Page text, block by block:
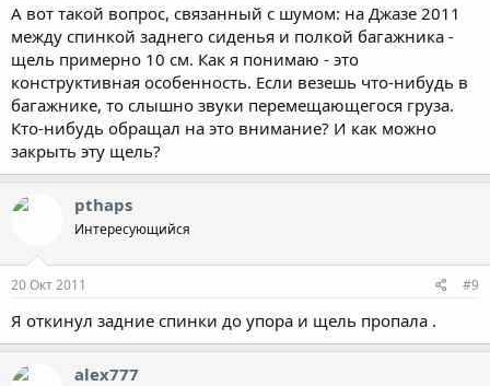
А вот такой вопрос, связанный с шумом: на Джазе 2011
между спинкой заднего сиденья и полкой багажника -
щель примерно 10 см. Как я понимаю - это
конструктивная особенность. Если везешь что-нибудь в
багажнике, то слышно звуки перемещающегося груза.
Кто-нибудь обращал на это внимание? И как можно
закрыть эту щель?
pthaps
Интересующийся
20 Окт 2011 #9
Я откинул задние спинки до упора и щель пропала .
alex777